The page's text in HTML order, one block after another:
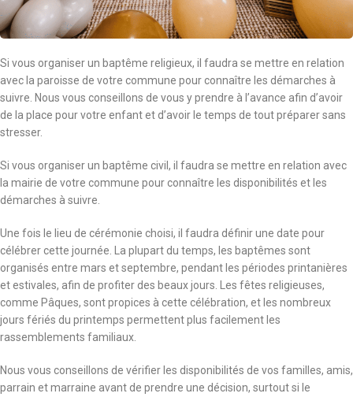
Si vous organiser un baptême religieux, il faudra se mettre en relation
avec la paroisse de votre commune pour connaître les démarches à
suivre. Nous vous conseillons de vous y prendre à l’avance afin d’avoir
de la place pour votre enfant et d’avoir le temps de tout préparer sans
stresser.
Si vous organiser un baptême civil, il faudra se mettre en relation avec
la mairie de votre commune pour connaître les disponibilités et les
démarches à suivre.
Une fois le lieu de cérémonie choisi, il faudra définir une date pour
célébrer cette journée. La plupart du temps, les baptêmes sont
organisés entre mars et septembre, pendant les périodes printanières
et estivales, afin de profiter des beaux jours. Les fêtes religieuses,
comme Pâques, sont propices à cette célébration, et les nombreux
jours fériés du printemps permettent plus facilement les
rassemblements familiaux.
Nous vous conseillons de vérifier les disponibilités de vos familles, amis,
parrain et marraine avant de prendre une décision, surtout si le